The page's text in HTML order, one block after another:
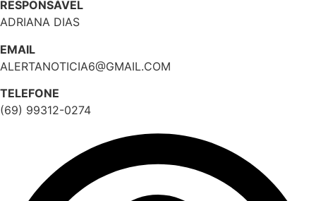
RESPONSÁVEL
ADRIANA DIAS
EMAIL
ALERTANOTICIA6@GMAIL.COM
TELEFONE
(69) 99312-0274